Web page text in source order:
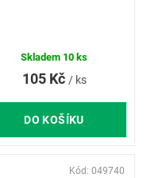
105 Kč / ks
DO KOŠÍKU
Skladem 10 ks
Kód: 049740